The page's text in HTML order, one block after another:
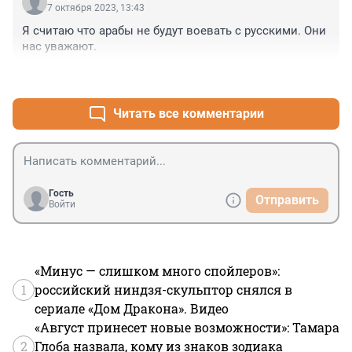
7 октября 2023, 13:43
Я считаю что арабы не будут воевать с русскими. Они
нас уважают.
Читать все комментарии
Гость
Войти
Отправить
1
«Минус — слишком много спойлеров»:
российский ниндзя-скульптор снялся в
сериале «Дом Дракона». Видео
2
«Август принесет новые возможности»: Тамара
Глоба назвала, кому из знаков зодиака